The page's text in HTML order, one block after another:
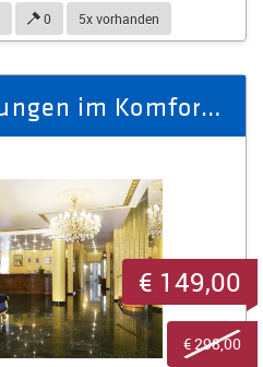
0 5x vorhanden
Zwei Übernachtungen im Komfortzimmer mit Frühstück für zwei Personen
€ 149,00
€ 298,00